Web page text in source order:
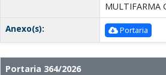
MULTIFARMA
Anexo(s):
Portaria
Portaria 364/2026